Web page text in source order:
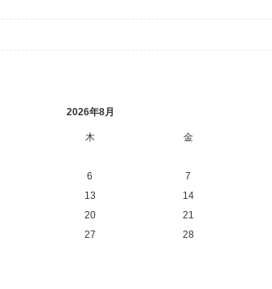
2026年8月
木 金
6 7
13 14
20 21
27 28